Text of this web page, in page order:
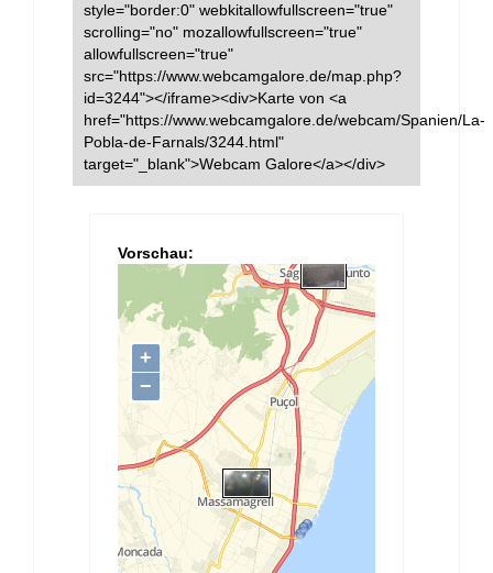
style="border:0" webkitallowfullscreen="true"
scrolling="no" mozallowfullscreen="true"
allowfullscreen="true"
src="https://www.webcamgalore.de/map.php?
id=3244"></iframe><div>Karte von <a
href="https://www.webcamgalore.de/webcam/Spanien/La-
Pobla-de-Farnals/3244.html"
target="_blank">Webcam Galore</a></div>
Vorschau: